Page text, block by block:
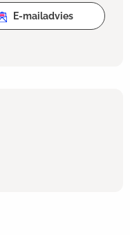
E-mailadvies